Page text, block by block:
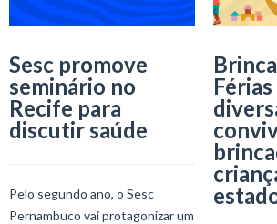
Sesc promove
seminário no
Recife para
discutir saúde
Pelo segundo ano, o Sesc
Pernambuco vai protagonizar um